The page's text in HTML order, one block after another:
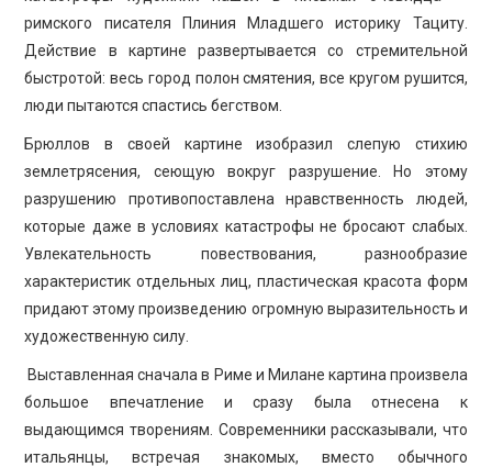
римского писателя Плиния Младшего историку Тациту.
Действие в картине развертывается со стремительной
быстротой: весь город полон смятения, все кругом рушится,
люди пытаются спастись бегством.
Брюллов в своей картине изобразил слепую стихию
землетрясения, сеющую вокруг разрушение. Но этому
разрушению противопоставлена нравственность людей,
которые даже в условиях катастрофы не бросают слабых.
Увлекательность повествования, разнообразие
характеристик отдельных лиц, пластическая красота форм
придают этому произведению огромную выразительность и
художественную силу.
Выставленная сначала в Риме и Милане картина произвела
большое впечатление и сразу была отнесена к
выдающимся творениям. Современники рассказывали, что
итальянцы, встречая знакомых, вместо обычного